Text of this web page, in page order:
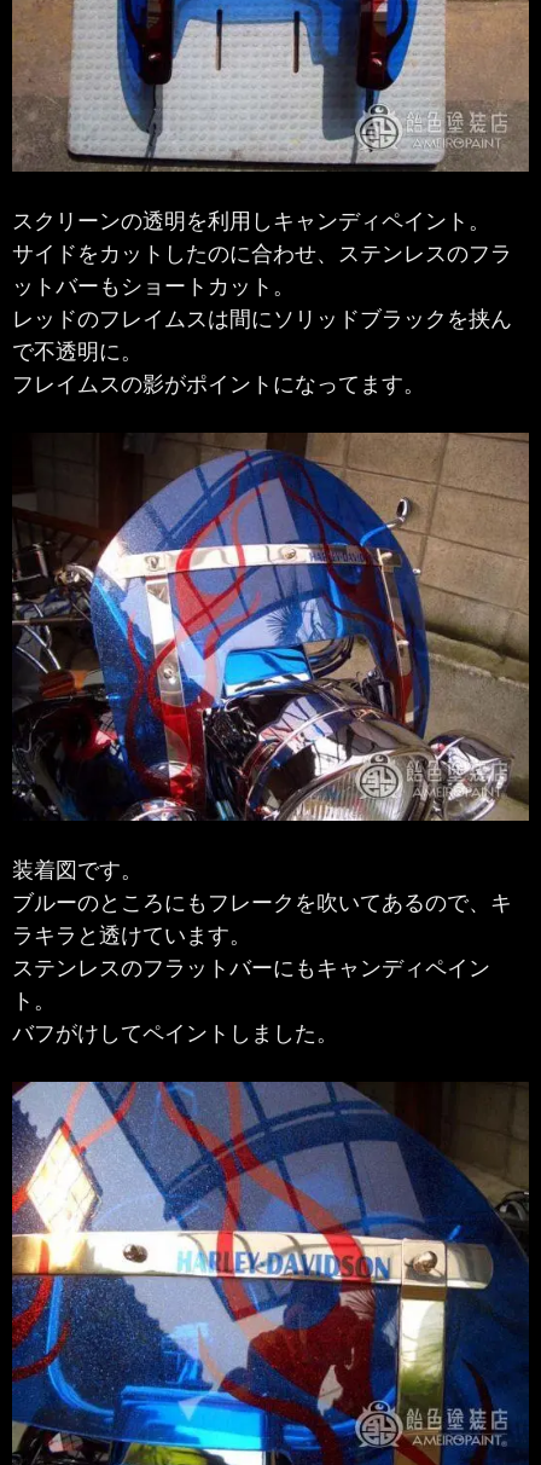
スクリーンの透明を利用しキャンディペイント。
サイドをカットしたのに合わせ、ステンレスのフラ
ットバーもショートカット。
レッドのフレイムスは間にソリッドブラックを挟ん
で不透明に。
フレイムスの影がポイントになってます。
装着図です。
ブルーのところにもフレークを吹いてあるので、キ
ラキラと透けています。
ステンレスのフラットバーにもキャンディペイン
ト。
バフがけしてペイントしました。